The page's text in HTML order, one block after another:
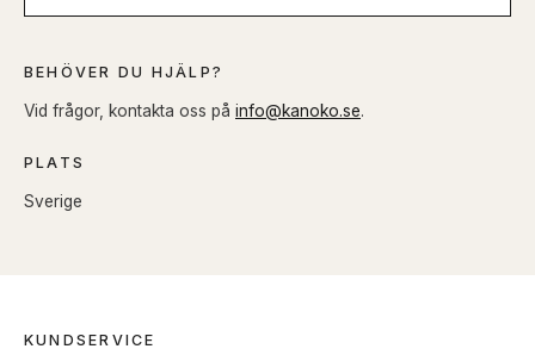
BEHÖVER DU HJÄLP?
Vid frågor, kontakta oss på info@kanoko.se.
PLATS
Sverige
KUNDSERVICE